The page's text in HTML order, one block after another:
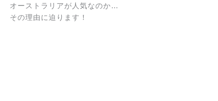
オーストラリアが人気なのか…
その理由に迫ります！